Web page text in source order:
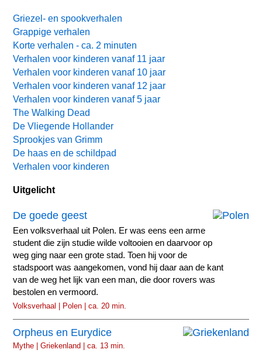
Griezel- en spookverhalen
Grappige verhalen
Korte verhalen - ca. 2 minuten
Verhalen voor kinderen vanaf 11 jaar
Verhalen voor kinderen vanaf 10 jaar
Verhalen voor kinderen vanaf 12 jaar
Verhalen voor kinderen vanaf 5 jaar
The Walking Dead
De Vliegende Hollander
Sprookjes van Grimm
De haas en de schildpad
Verhalen voor kinderen
Uitgelicht
De goede geest
Een volksverhaal uit Polen. Er was eens een arme
student die zijn studie wilde voltooien en daarvoor op
weg ging naar een grote stad. Toen hij voor de
stadspoort was aangekomen, vond hij daar aan de kant
van de weg het lijk van een man, die door rovers was
bestolen en vermoord.
Volksverhaal | Polen | ca. 20 min.
Orpheus en Eurydice
Mythe | Griekenland | ca. 13 min.